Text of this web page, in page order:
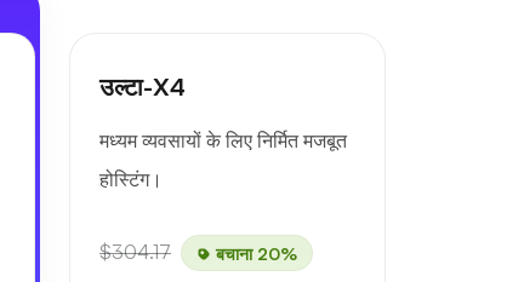
उल्टा-X4
मध्यम व्यवसायों के लिए निर्मित मजबूत
होस्टिंग।
$304.17 बचाना 20%